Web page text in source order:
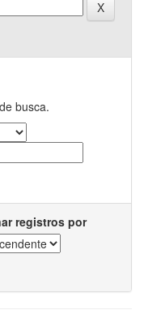
busca.
registros por